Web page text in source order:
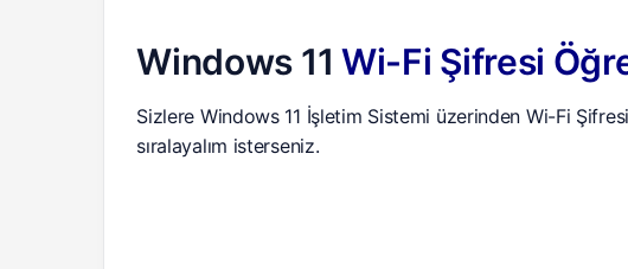
Windows 11 Wi-Fi Şifresi
Sizlere Windows 11 İşletim Sistemi üzerinden Wi-Fi
sıralayalım isterseniz.